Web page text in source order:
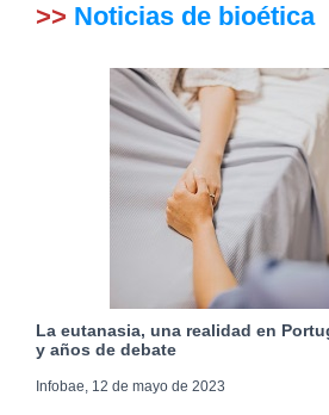
>> Noticias de bioética
La eutanasia, una realidad en
y años de debate
Infobae, 12 de mayo de 2023